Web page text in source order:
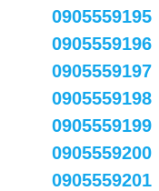
0905559195
0905559196
0905559197
0905559198
0905559199
0905559200
0905559201